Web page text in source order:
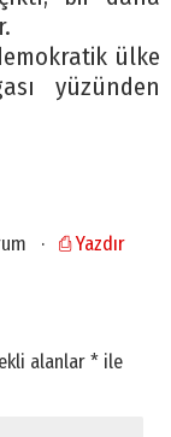
ülke
yüzünden
· ⎙ Yazdır
alanlar* ile